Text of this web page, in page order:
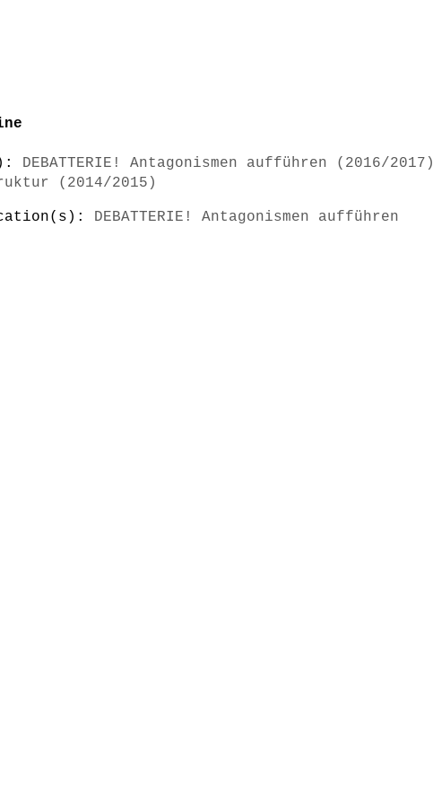
DEBATTERIE! Antagonismen aufführen (2016/2017)
(2014/2015)
DEBATTERIE! Antagonismen aufführen